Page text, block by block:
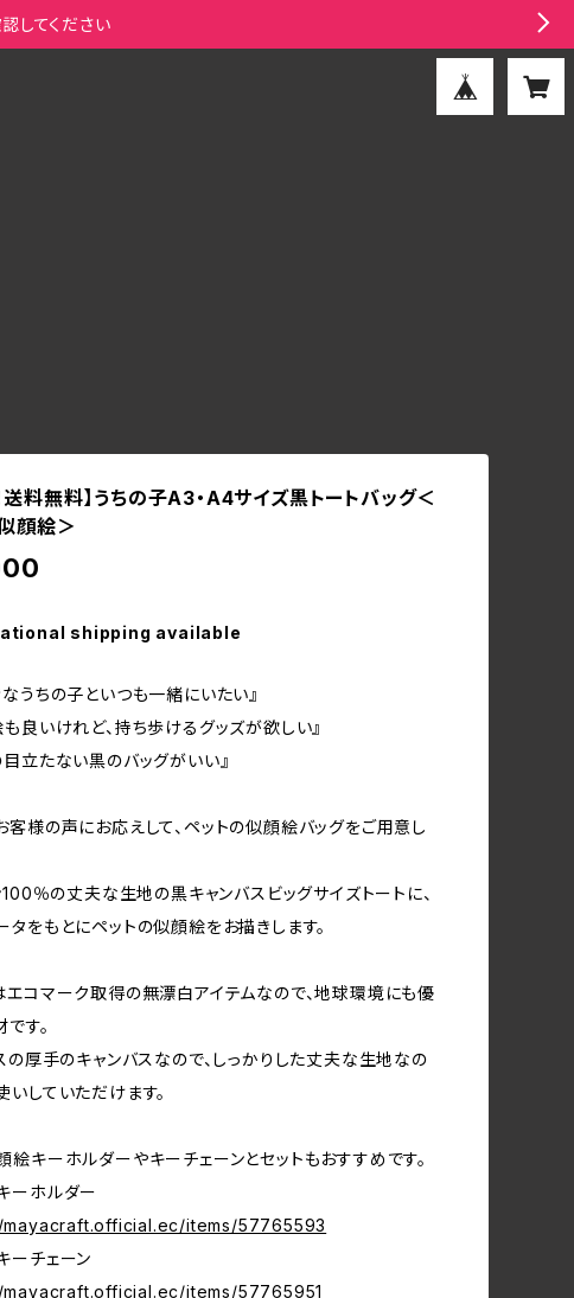
してください
送料無料】うちの子A3・A4サイズ黒トートバッグ＜
顔絵＞
shipping available
なうちの子といつも一緒にいたい』
も良いけれど、持ち歩けるグッズが欲しい』
目立たない黒のバッグがいい』
客様の声にお応えして、ペットの似顔絵バッグをご用意し
100％の丈夫な生地の黒キャンバスビッグサイズトートに、
タをもとにペットの似顔絵をお描きします。
エコマーク取得の無漂白アイテムなので、地球環境にも優
す。
の厚手のキャンバスなので、しっかりした丈夫な生地なの
いしていただけます。
絵キーホルダーやキーチェーンとセットもおすすめです。
ーホルダー
items/57765593
ーチェーン
items/57765951